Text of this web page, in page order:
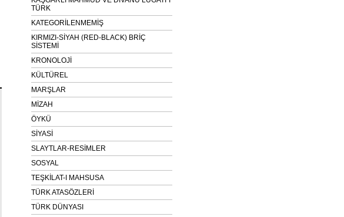
TÜRK
KATEGORİLENMEMİŞ
KIRMIZI-SİYAH (RED-BLACK) BRİÇ
SİSTEMİ
KRONOLOJİ
KÜLTÜREL
MARŞLAR
MİZAH
ÖYKÜ
SİYASİ
SLAYTLAR-RESİMLER
SOSYAL
TEŞKİLAT-I MAHSUSA
TÜRK ATASÖZLERİ
TÜRK DÜNYASI